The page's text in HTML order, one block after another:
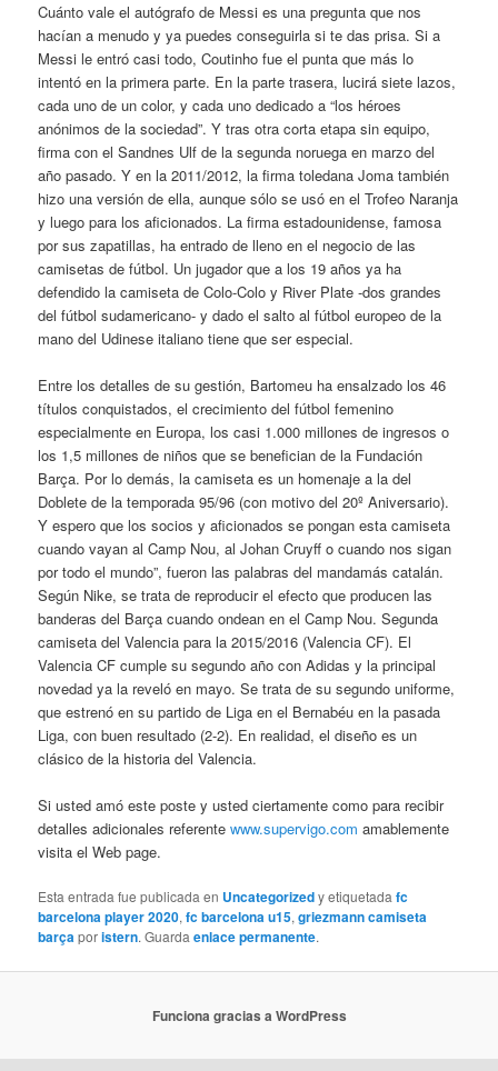
Cuánto vale el autógrafo de Messi es una pregunta que nos
hacían a menudo y ya puedes conseguirla si te das prisa. Si a
Messi le entró casi todo, Coutinho fue el punta que más lo
intentó en la primera parte. En la parte trasera, lucirá siete lazos,
cada uno de un color, y cada uno dedicado a “los héroes
anónimos de la sociedad”. Y tras otra corta etapa sin equipo,
firma con el Sandnes Ulf de la segunda noruega en marzo del
año pasado. Y en la 2011/2012, la firma toledana Joma también
hizo una versión de ella, aunque sólo se usó en el Trofeo Naranja
y luego para los aficionados. La firma estadounidense, famosa
por sus zapatillas, ha entrado de lleno en el negocio de las
camisetas de fútbol. Un jugador que a los 19 años ya ha
defendido la camiseta de Colo-Colo y River Plate -dos grandes
del fútbol sudamericano- y dado el salto al fútbol europeo de la
mano del Udinese italiano tiene que ser especial.
Entre los detalles de su gestión, Bartomeu ha ensalzado los 46
títulos conquistados, el crecimiento del fútbol femenino
especialmente en Europa, los casi 1.000 millones de ingresos o
los 1,5 millones de niños que se benefician de la Fundación
Barça. Por lo demás, la camiseta es un homenaje a la del
Doblete de la temporada 95/96 (con motivo del 20º Aniversario).
Y espero que los socios y aficionados se pongan esta camiseta
cuando vayan al Camp Nou, al Johan Cruyff o cuando nos sigan
por todo el mundo”, fueron las palabras del mandamás catalán.
Según Nike, se trata de reproducir el efecto que producen las
banderas del Barça cuando ondean en el Camp Nou. Segunda
camiseta del Valencia para la 2015/2016 (Valencia CF). El
Valencia CF cumple su segundo año con Adidas y la principal
novedad ya la reveló en mayo. Se trata de su segundo uniforme,
que estrenó en su partido de Liga en el Bernabéu en la pasada
Liga, con buen resultado (2-2). En realidad, el diseño es un
clásico de la historia del Valencia.
Si usted amó este poste y usted ciertamente como para recibir
detalles adicionales referentewww.supervigo.com amablemente
visita el Web page.
Esta entrada fue publicada en Uncategorizedy etiquetadafc
barcelona player 2020,fc barcelona u15,griezmann camiseta
barçaporistern. Guardaenlace permanente.
Funciona gracias a WordPress